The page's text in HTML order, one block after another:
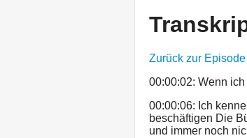
Zurück zur Episode
00:00:02: Wenn
00:00:06: Ich
beschäftigen Die
und immer noch